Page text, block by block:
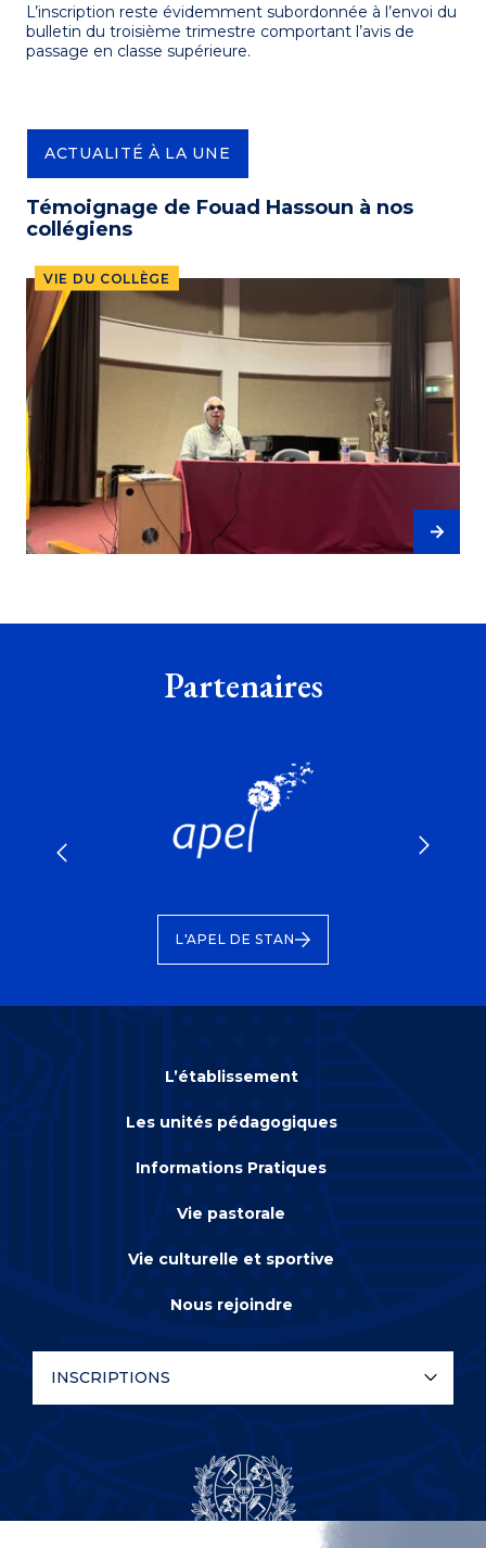
ACTUALITÉ À LA UNE
Témoignage de Fouad Hassoun à nos
collégiens
VIE DU COLLÈGE
L’inscription reste évidemment subordonnée à l’envoi du
bulletin du troisième trimestre comportant l’avis de
passage en classe supérieure.
Partenaires
L'APEL DE STAN
L’établissement
Les unités pédagogiques
Informations Pratiques
Vie pastorale
Vie culturelle et sportive
Nous rejoindre
INSCRIPTIONS